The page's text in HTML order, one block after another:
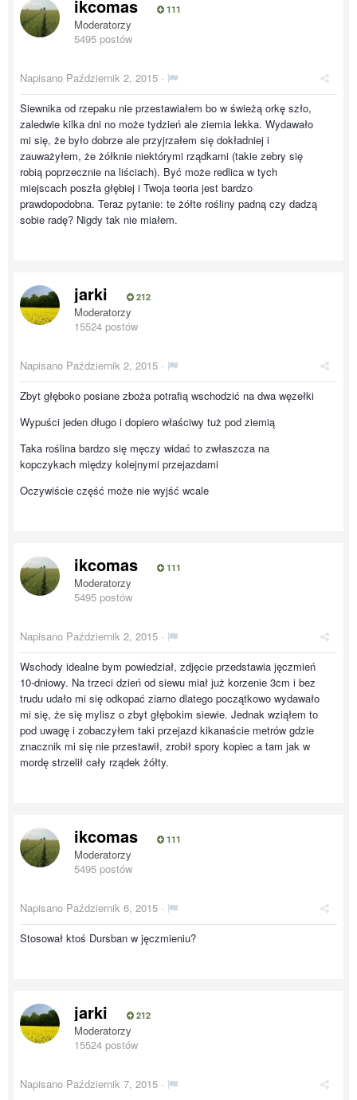
ikcomas 111
Moderatorzy
5495 postów
Napisano Październik 2, 2015 ·
Siewnika od rzepaku nie przestawiałem bo w świeżą orkę szło,
zaledwie kilka dni no może tydzień ale ziemia lekka. Wydawało
mi się, że było dobrze ale przyjrzałem się dokładniej i
zauważyłem, że żółknie niektórymi rządkami (takie zebry się
robią poprzecznie na liściach). Być może redlica w tych
miejscach poszła głębiej i Twoja teoria jest bardzo
prawdopodobna. Teraz pytanie: te żółte rośliny padną czy dadzą
sobie radę? Nigdy tak nie miałem.
jarki 212
Moderatorzy
15524 postów
Napisano Październik 2, 2015 ·
Zbyt głęboko posiane zboża potrafią wschodzić na dwa węzełki
Wypuści jeden długo i dopiero właściwy tuż pod ziemią
Taka roślina bardzo się męczy widać to zwłaszcza na
kopczykach między kolejnymi przejazdami
Oczywiście część może nie wyjść wcale
ikcomas 111
Moderatorzy
5495 postów
Napisano Październik 2, 2015 ·
Wschody idealne bym powiedział, zdjęcie przedstawia jęczmień
10-dniowy. Na trzeci dzień od siewu miał już korzenie 3cm i bez
trudu udało mi się odkopać ziarno dlatego początkowo wydawało
mi się, że się mylisz o zbyt głębokim siewie. Jednak wziąłem to
pod uwagę i zobaczyłem taki przejazd kikanaście metrów gdzie
znacznik mi się nie przestawił, zrobił spory kopiec a tam jak w
mordę strzelił cały rządek żółty.
ikcomas 111
Moderatorzy
5495 postów
Napisano Październik 6, 2015 ·
Stosował ktoś Dursban w jęczmieniu?
jarki 212
Moderatorzy
15524 postów
Napisano Październik 7, 2015 ·